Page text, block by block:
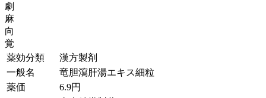
劇
麻
向
覚
薬効分類
漢方製剤
一般名
竜胆瀉肝湯エキス細粒
薬価
6.9円